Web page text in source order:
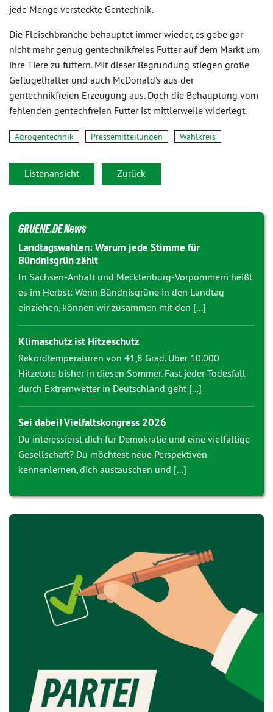
jede Menge versteckte Gentechnik.
Die Fleischbranche behauptet immer wieder, es gebe gar
nicht mehr genug gentechnikfreies Futter auf dem Markt um
ihre Tiere zu füttern. Mit dieser Begründung stiegen große
Geflügelhalter und auch McDonald’s aus der
gentechnikfreien Erzeugung aus. Doch die Behauptung vom
fehlenden gentechfreien Futter ist mittlerweile widerlegt.
Agrogentechnik Pressemitteilungen Wahlkreis
Listenansicht Zurück
GRUENE.DE News
Landtagswahlen: Warum jede Stimme für
Bündnisgrün zählt
In Sachsen-Anhalt und Mecklenburg-Vorpommern heißt
es im Herbst: Wenn Bündnisgrüne in den Landtag
einziehen, können wir zusammen mit den [...]
Klimaschutz ist Hitzeschutz
Rekordtemperaturen von 41,8 Grad. Über 10.000
Hitzetote bisher in diesen Sommer. Fast jeder Todesfall
durch Extremwetter in Deutschland geht [...]
Sei dabei! Vielfaltskongress 2026
Du interessierst dich für Demokratie und eine vielfältige
Gesellschaft? Du möchtest neue Perspektiven
kennenlernen, dich austauschen und [...]